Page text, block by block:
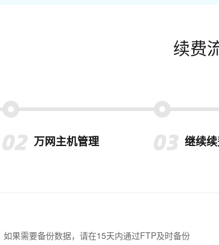
续费
万网主机管理 继续
果需要备份数据，请在15天内通过FTP及时备份